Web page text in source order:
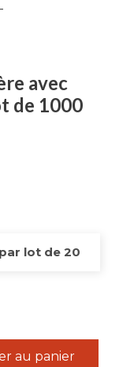
avec
de 1000
lot de 20
au panier